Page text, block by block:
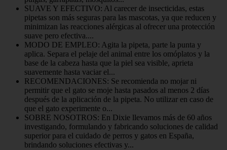
SUAVE Y EFECTIVO: Al carecer de insecticidas, estas
pipetas son más seguras para las mascotas, ya que reducen y
minimizan las reacciones alérgicas al ofrecer una protección
suave pero efectiva....
MODO DE EMPLEO: Agita la pipeta, parte la punta y
aplica. Separa el pelaje del animal entre los omóplatos y la
base de la cabeza hasta que la piel sea visible, aprieta
suavemente hasta vaciar el...
RECOMENDACIONES: Se recomienda no mojar ni
permitir que el gato se moje hasta pasados al menos 2 días
después de la aplicación de la pipeta. No utilizar en caso de
que el gato experimente o...
SOBRE NOSOTROS: En Dixie llevamos más de 60 años
investigando, formulando y fabricando soluciones de calidad
superior para el cuidado de perros y gatos en España,
brindando soluciones efectivas y...